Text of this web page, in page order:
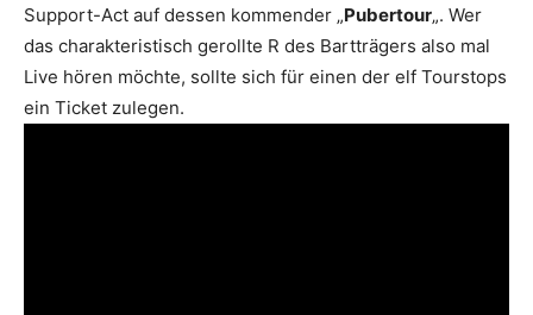
Support-Act auf dessen kommender „Pubertour„. Wer
das charakteristisch gerollte R des Bartträgers also mal
Live hören möchte, sollte sich für einen der elf Tourstops
ein Ticket zulegen.